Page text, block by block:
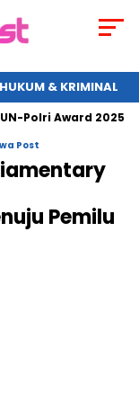
HUKUM & KRIMINAL
Award 2025
Post
Pemilu